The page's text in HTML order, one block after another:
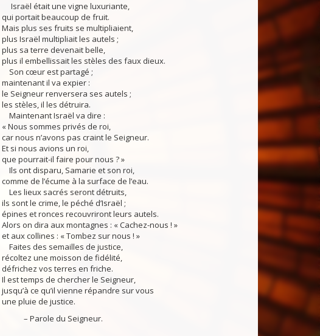
Israël était une vigne luxuriante,
qui portait beaucoup de fruit.
Mais plus ses fruits se multipliaient,
plus Israël multipliait les autels ;
plus sa terre devenait belle,
plus il embellissait les stèles des faux dieux.
Son cœur est partagé ;
maintenant il va expier :
le Seigneur renversera ses autels ;
les stèles, il les détruira.
Maintenant Israël va dire :
« Nous sommes privés de roi,
car nous n’avons pas craint le Seigneur.
Et si nous avions un roi,
que pourrait-il faire pour nous ? »
Ils ont disparu, Samarie et son roi,
comme de l’écume à la surface de l’eau.
Les lieux sacrés seront détruits,
ils sont le crime, le péché d’Israël ;
épines et ronces recouvriront leurs autels.
Alors on dira aux montagnes : « Cachez-nous ! »
et aux collines : « Tombez sur nous ! »
Faites des semailles de justice,
récoltez une moisson de fidélité,
défrichez vos terres en friche.
Il est temps de chercher le Seigneur,
jusqu’à ce qu’il vienne répandre sur vous
une pluie de justice.
– Parole du Seigneur.